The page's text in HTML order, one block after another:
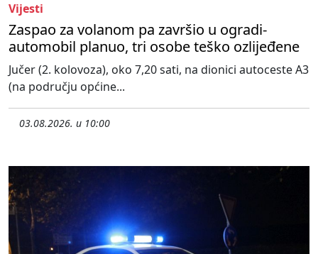
Vijesti
Zaspao za volanom pa završio u ogradi-
automobil planuo, tri osobe teško ozlijeđene
Jučer (2. kolovoza), oko 7,20 sati, na dionici autoceste A3
(na području općine...
03.08.2026. u 10:00